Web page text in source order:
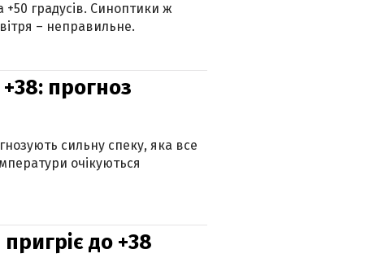
градусів. Синоптики ж
– неправильне.
прогноз
сильну спеку, яка все
очікуються
до +38